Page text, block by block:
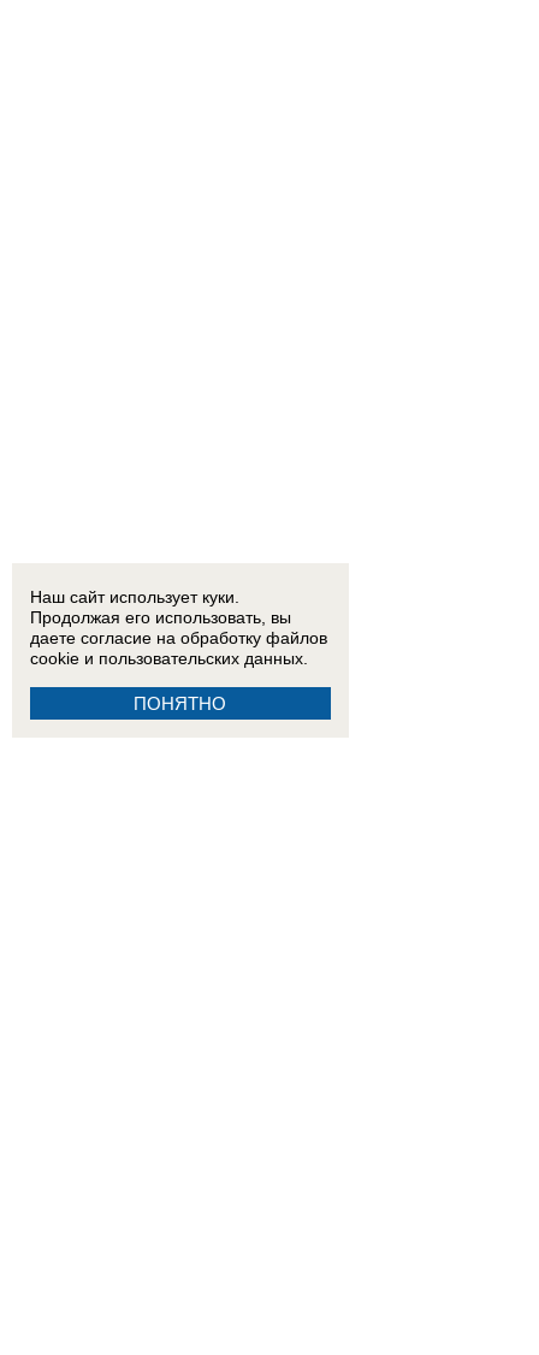
Наш сайт использует куки.
Продолжая его использовать, вы
даете согласие на обработку файлов
cookie и пользовательских данных.
ПОНЯТНО